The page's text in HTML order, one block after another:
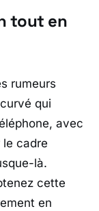
tout en
rumeurs
qui
avec
cadre
là.
cette
en